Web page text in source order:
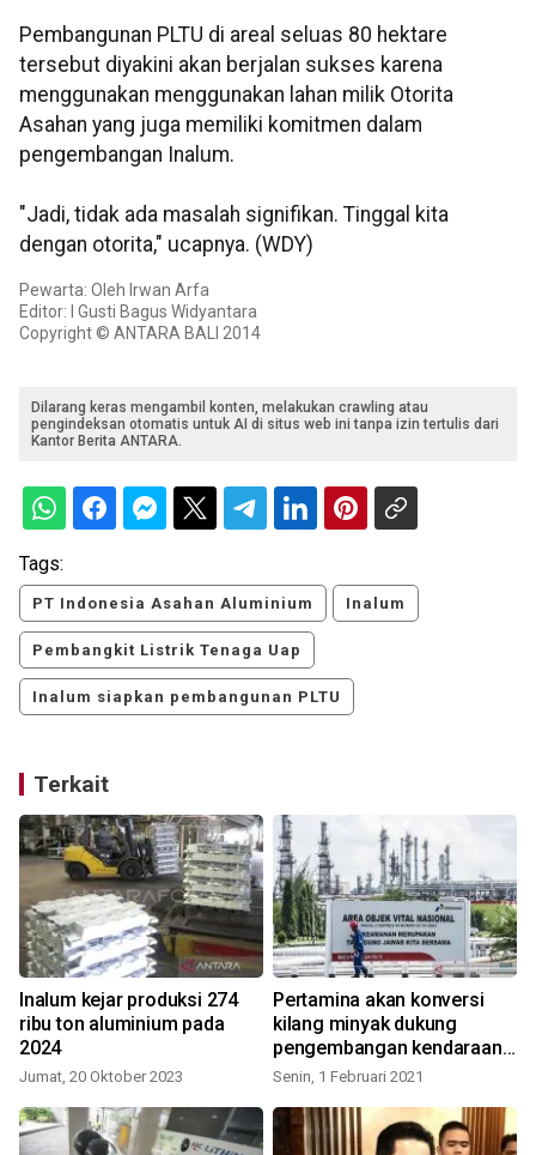
Pembangunan PLTU di areal seluas 80 hektare
tersebut diyakini akan berjalan sukses karena
menggunakan menggunakan lahan milik Otorita
Asahan yang juga memiliki komitmen dalam
pengembangan Inalum.
"Jadi, tidak ada masalah signifikan. Tinggal kita
dengan otorita," ucapnya. (WDY)
Pewarta: Oleh Irwan Arfa
Editor: I Gusti Bagus Widyantara
Copyright © ANTARA BALI 2014
Dilarang keras mengambil konten, melakukan crawling atau
pengindeksan otomatis untuk AI di situs web ini tanpa izin tertulis dari
Kantor Berita ANTARA.
Tags:
PT Indonesia Asahan Aluminium Inalum
Pembangkit Listrik Tenaga Uap
Inalum siapkan pembangunan PLTU
Terkait
Inalum kejar produksi 274
ribu ton aluminium pada
2024
Jumat, 20 Oktober 2023
Pertamina akan konversi
kilang minyak dukung
pengembangan kendaraan
listrik
Senin, 1 Februari 2021